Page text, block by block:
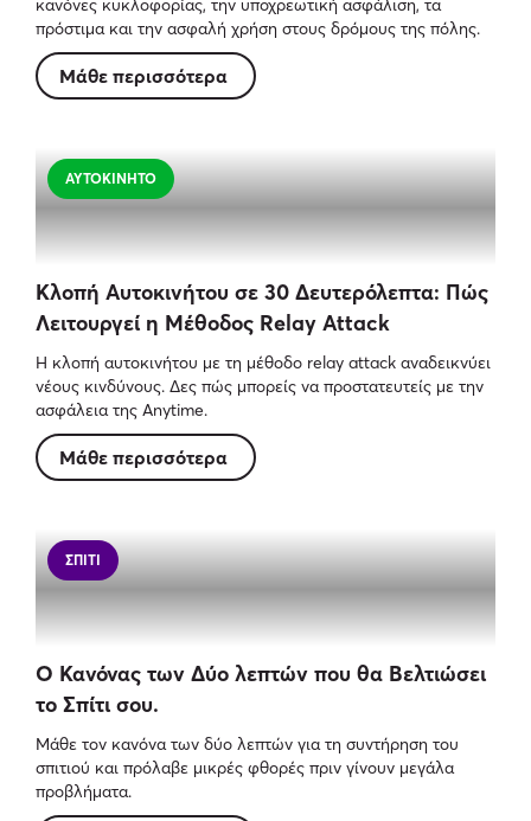
πρόστιμα και την ασφαλή χρήση στους δρόμους της πόλης.
Μάθε περισσότερα
ΑΥΤΟΚΊΝΗΤΟ
Κλοπή Αυτοκινήτου σε 30 Δευτερόλεπτα: Πώς
Λειτουργεί η Μέθοδος Relay Attack
Η κλοπή αυτοκινήτου με τη μέθοδο relay attack αναδεικνύει
νέους κινδύνους. Δες πώς μπορείς να προστατευτείς με την
ασφάλεια της Anytime.
Μάθε περισσότερα
ΣΠΊΤΙ
Ο Κανόνας των Δύο λεπτών που θα Βελτιώσει
το Σπίτι σου.
Μάθε τον κανόνα των δύο λεπτών για τη συντήρηση του
σπιτιού και πρόλαβε μικρές φθορές πριν γίνουν μεγάλα
προβλήματα.